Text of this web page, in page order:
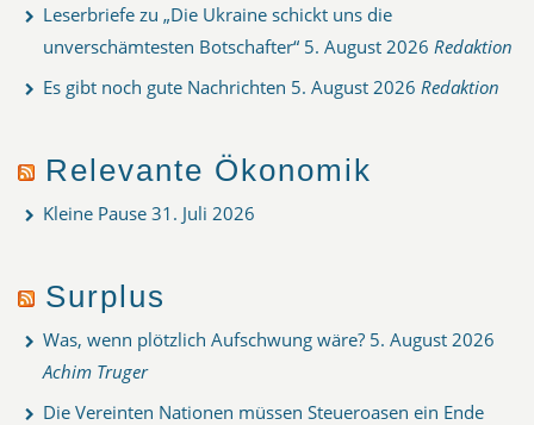
Leserbriefe zu „Die Ukraine schickt uns die
unverschämtesten Botschafter“ 5. August 2026 Redaktion
Es gibt noch gute Nachrichten 5. August 2026 Redaktion
Relevante Ökonomik
Kleine Pause 31. Juli 2026
Surplus
Was, wenn plötzlich Aufschwung wäre? 5. August 2026
Achim Truger
Die Vereinten Nationen müssen Steueroasen ein Ende